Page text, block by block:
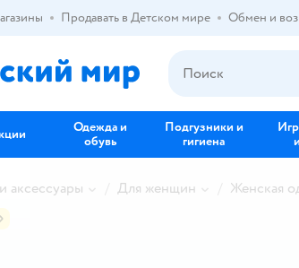
Продавать в Детском мире Обмен и
Одежда и
обувь
Подгузники и
гигиена
аксессуары Для женщин Женская